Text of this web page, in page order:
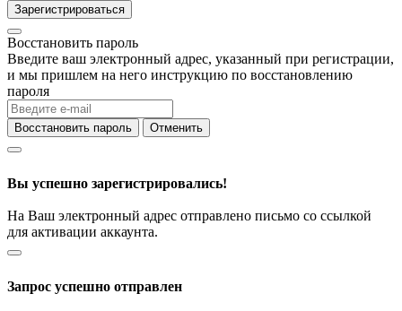
Зарегистрироваться
Восстановить пароль
Введите ваш электронный адрес, указанный при регистрации,
и мы пришлем на него инструкцию по восстановлению
пароля
Восстановить пароль Отменить
Вы успешно зарегистрировались!
На Ваш электронный адрес отправлено письмо со ссылкой
для активации аккаунта.
Запрос успешно отправлен